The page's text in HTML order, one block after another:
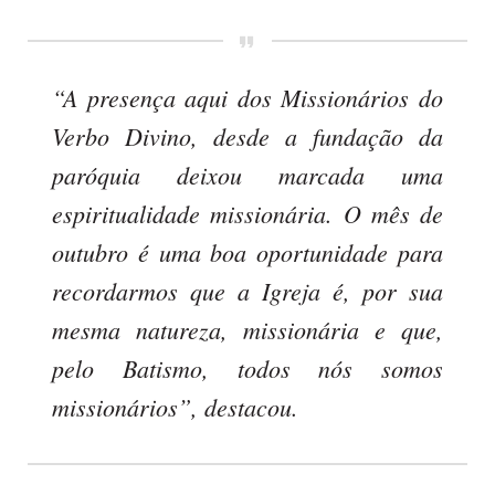
“A presença aqui dos Missionários do
Verbo Divino, desde a fundação da
paróquia deixou marcada uma
espiritualidade missionária. O mês de
outubro é uma boa oportunidade para
recordarmos que a Igreja é, por sua
mesma natureza, missionária e que,
pelo Batismo, todos nós somos
missionários”, destacou.